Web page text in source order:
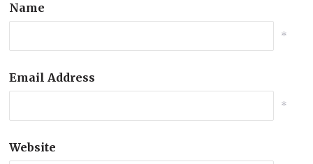
Name
*
Email Address
*
Website